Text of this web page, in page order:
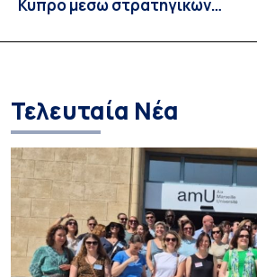
Κύπρο μέσω στρατηγικών
Τελευταία Νέα